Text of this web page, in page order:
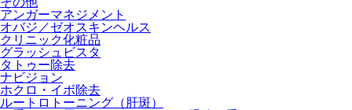
アンガーマネジメント
オバジ／ゼオスキンヘルス
クリニック化粧品
グラッシュビスタ
タトゥー除去
ナビジョン
ホクロ・イボ除去
ルートロトーニング（肝斑）